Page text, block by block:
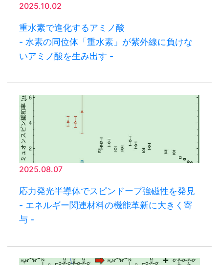
2025.10.02
重水素で進化するアミノ酸
- 水素の同位体「重水素」が紫外線に負けな
いアミノ酸を生み出す -
2025.08.07
応力発光半導体でスピンドープ強磁性を発見
- エネルギー関連材料の機能革新に大きく寄
与 -